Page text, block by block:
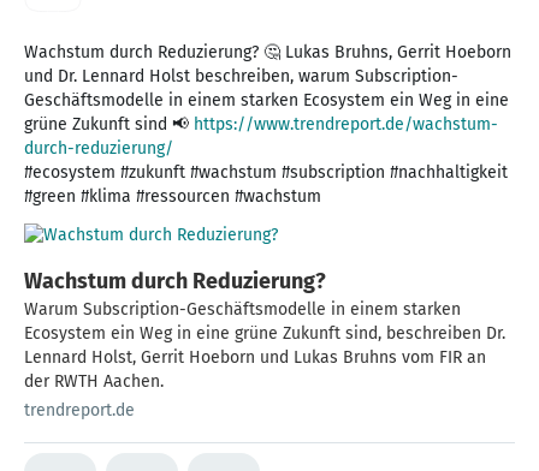
Wachstum durch Reduzierung? 🤔 Lukas Bruhns, Gerrit Hoeborn
und Dr. Lennard Holst beschreiben, warum Subscription-
Geschäftsmodelle in einem starken Ecosystem ein Weg in eine
grüne Zukunft sind 📢 https://www.trendreport.de/wachstum-
durch-reduzierung/
#ecosystem #zukunft #wachstum #subscription #nachhaltigkeit
#green #klima #ressourcen #wachstum
Wachstum durch Reduzierung?
Warum Subscription-Geschäftsmodelle in einem starken
Ecosystem ein Weg in eine grüne Zukunft sind, beschreiben Dr.
Lennard Holst, Gerrit Hoeborn und Lukas Bruhns vom FIR an
der RWTH Aachen.
trendreport.de